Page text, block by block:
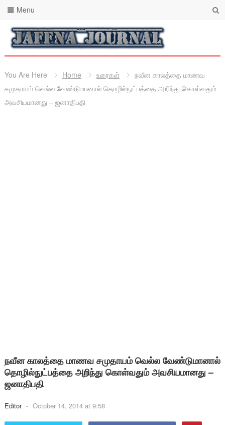
Menu
You Are Here Home உரைகள்
நவீன காலத்தை மாணவ
சமுதாயம் வெல்ல வேண்டுமானால் தொழில்நுட்பத்தை அறிந்து கொள்வதும்
அவசியமானது – ஜனாதிபதி
நவீன காலத்தை மாணவ சமுதாயம் வெல்ல வேண்டுமானால்
தொழில்நுட்பத்தை அறிந்து கொள்வதும் அவசியமானது –
ஜனாதிபதி
Editor - October 14, 2014 at 9:58